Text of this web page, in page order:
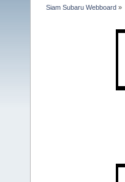
Siam Subaru Webboard »